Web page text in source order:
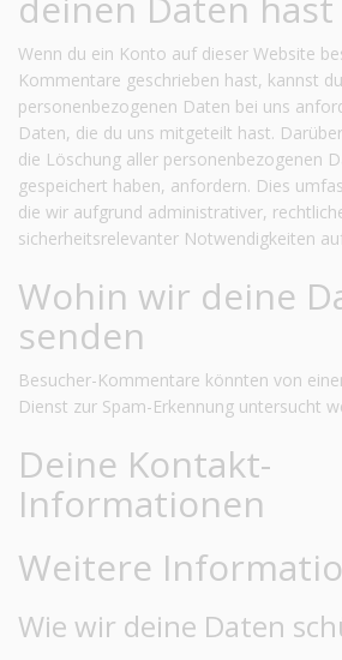
Wenn du ein Konto auf dieser Website
Kommentare geschrieben hast, kannst
personenbezogenen Daten bei uns
Daten, die du uns mitgeteilt hast.
die Löschung aller personenbezogenen
gespeichert haben, anfordern. Dies
die wir aufgrund administrativer,
sicherheitsrelevanter Notwendigkeiten
Wohin wir deine
senden
Besucher-Kommentare könnten von
Dienst zur Spam-Erkennung untersucht
Deine Kontakt-
Informationen
Weitere
Wie wir deine Daten